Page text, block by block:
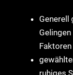
Generell
Faktoren
ruhiges